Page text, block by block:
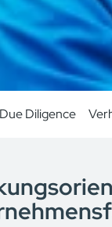
Due Diligence